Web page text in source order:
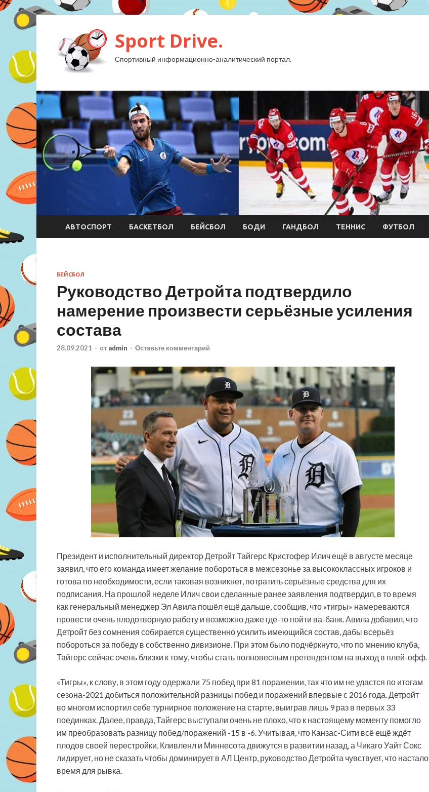
Sport Drive.
Спортивный информационно-аналитический портал.
АВТОСПОРТ БАСКЕТБОЛ БЕЙСБОЛ БОДИ ГАНДБОЛ ТЕННИС ФУТБОЛ
БЕЙСБОЛ
Руководство Детройта подтвердило
намерение произвести серьёзные усиления
состава
28.09.2021 - от admin - Оставьте комментарий
Президент и исполнительный директор Детройт Тайгерс Кристофер Илич ещё в августе месяце
заявил, что его команда имеет желание побороться в межсезонье за высококлассных игроков и
готова по необходимости, если таковая возникнет, потратить серьёзные средства для их
подписания. На прошлой неделе Илич свои сделанные ранее заявления подтвердил, в то время
как генеральный менеджер Эл Авила пошёл ещё дальше, сообщив, что «тигры» намереваются
провести очень плодотворную работу и возможно даже где-то пойти ва-банк. Авила добавил, что
Детройт без сомнения собирается существенно усилить имеющийся состав, дабы всерьёз
побороться за победу в собственно дивизионе. При этом было подчёркнуто, что по мнению клуба,
Тайгерс сейчас очень близки к тому, чтобы стать полновесным претендентом на выход в плей-офф.
«Тигры», к слову, в этом году одержали 75 побед при 81 поражении, так что им не удастся по итогам
сезона-2021 добиться положительной разницы побед и поражений впервые с 2016 года. Детройт
во многом испортил себе турнирное положение на старте, выиграв лишь 9 раз в первых 33
поединках. Далее, правда, Тайгерс выступали очень не плохо, что к настоящему моменту помогло
им преобразовать разницу побед/поражений -15 в -6. Учитывая, что Канзас-Сити всё ещё ждёт
плодов своей перестройки, Кливленл и Миннесота движутся в развитии назад, а Чикаго Уайт Сокс
лидирует, но не сказать чтобы доминирует в АЛ Центр, руководство Детройта чувствует, что настало
время для рывка.